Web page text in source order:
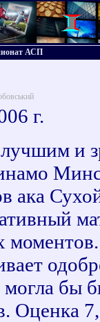
АСП
г.
и
ака
бы
Оценка